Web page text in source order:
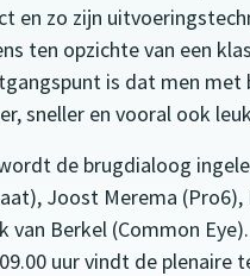
en zo zijn
ten opzichte van een
is dat men
sneller en vooral ook
de brugdialoog
Joost Merema (Pro6),
van Berkel (Common
uur vindt de plenaire